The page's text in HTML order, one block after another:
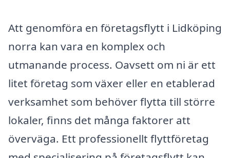
Att genomföra en företagsflytt i Lidköping
norra kan vara en komplex och
utmanande process. Oavsett om ni är ett
litet företag som växer eller en etablerad
verksamhet som behöver flytta till större
lokaler, finns det många faktorer att
överväga. Ett professionellt flyttföretag